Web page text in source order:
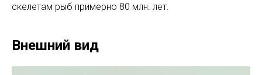
скелетам рыб примерно 80 млн. лет.
Внешний вид